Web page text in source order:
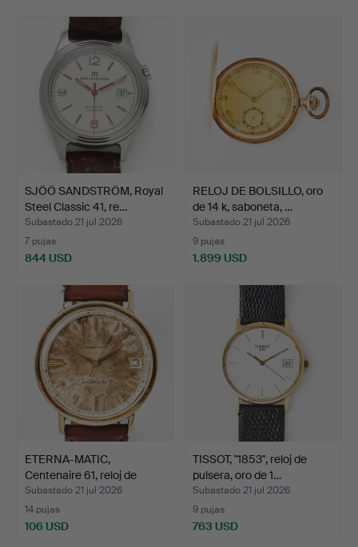
SJÖÖ SANDSTRÖM, Royal
Steel Classic 41, re…
Subastado 21 jul 2026
7 pujas
844 USD
RELOJ DE BOLSILLO, oro
de 14 k, saboneta, …
Subastado 21 jul 2026
9 pujas
1.899 USD
ETERNA-MATIC,
Centenaire 61, reloj de
puls…
Subastado 21 jul 2026
14 pujas
106 USD
TISSOT, "1853", reloj de
pulsera, oro de 1…
Subastado 21 jul 2026
9 pujas
763 USD